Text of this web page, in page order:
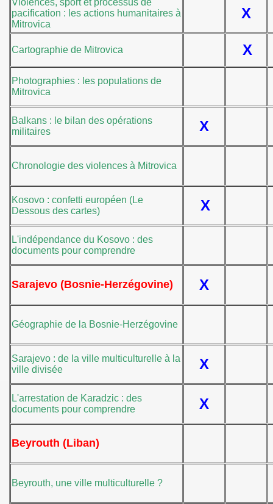
Violences, sport et processus de
pacification : les actions humanitaires à
Mitrovica
X
Cartographie de Mitrovica X
Photographies : les populations de
Mitrovica
Balkans : le bilan des opérations
militaires
X
Chronologie des violences à Mitrovica
Kosovo : confetti européen (Le
Dessous des cartes)
X
L'indépendance du Kosovo : des
documents pour comprendre
Sarajevo (Bosnie-Herzégovine) X
Géographie de la Bosnie-Herzégovine
Sarajevo : de la ville multiculturelle à la
ville divisée
X
L'arrestation de Karadzic : des
documents pour comprendre
X
Beyrouth (Liban)
Beyrouth, une ville multiculturelle ?